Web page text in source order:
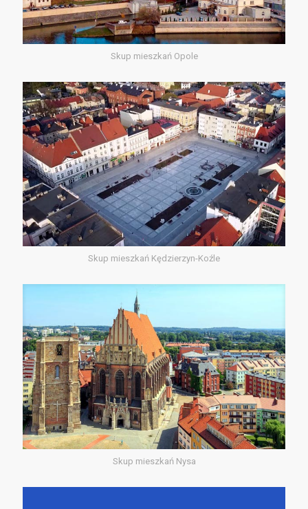
Skup mieszkań Opole
Skup mieszkań Kędzierzyn-Koźle
Skup mieszkań Nysa